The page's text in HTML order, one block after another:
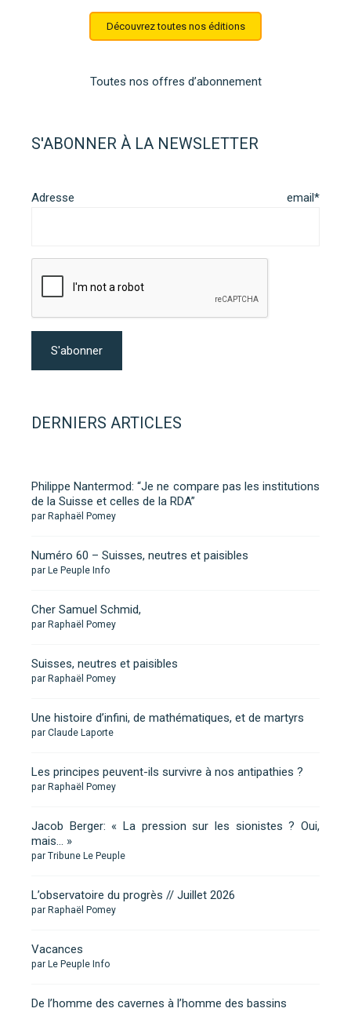
Découvrez toutes nos éditions
Toutes nos offres d’abonnement
S'ABONNER À LA NEWSLETTER
Adresse email*
DERNIERS ARTICLES
Philippe Nantermod: “Je ne compare pas les institutions
de la Suisse et celles de la RDA”
par Raphaël Pomey
Numéro 60 – Suisses, neutres et paisibles
par Le Peuple Info
Cher Samuel Schmid,
par Raphaël Pomey
Suisses, neutres et paisibles
par Raphaël Pomey
Une histoire d’infini, de mathématiques, et de martyrs
par Claude Laporte
Les principes peuvent-ils survivre à nos antipathies ?
par Raphaël Pomey
Jacob Berger: « La pression sur les sionistes ? Oui,
mais… »
par Tribune Le Peuple
L’observatoire du progrès // Juillet 2026
par Raphaël Pomey
Vacances
par Le Peuple Info
De l’homme des cavernes à l’homme des bassins